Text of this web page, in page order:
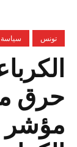
تونس سياسة
حرق
مؤشر